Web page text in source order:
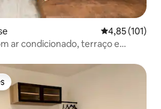
4,85 de uma
4,85 (101)
ar condicionado, terraço e